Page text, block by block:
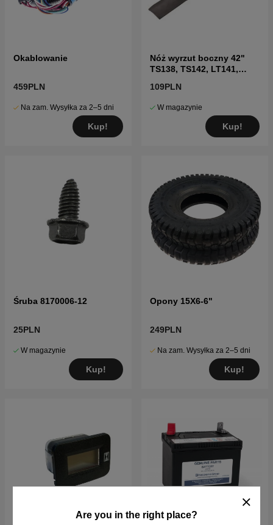
Are you in the right place?
Okablowanie
459PLN
Na zam. Wysyłka za 2–5 dni
Kup!
Nóż wyrzut boczny 42"
TS138, TS142, LT141,
109PLN
W magazynie
Kup!
Śruba 8170006-12
25PLN
W magazynie
Kup!
Opony 15X6-6"
249PLN
Na zam. Wysyłka za 2–5 dni
Kup!